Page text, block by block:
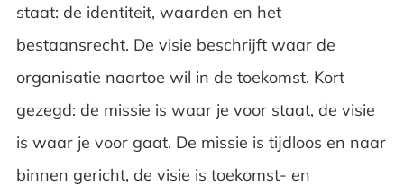
staat: de identiteit, waarden en het
bestaansrecht. De visie beschrijft waar de
organisatie naartoe wil in de toekomst. Kort
gezegd: de missie is waar je voor staat, de visie
is waar je voor gaat. De missie is tijdloos en naar
binnen gericht, de visie is toekomst- en